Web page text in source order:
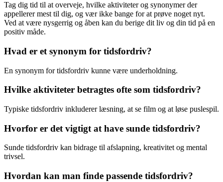
Tag dig tid til at overveje, hvilke aktiviteter og synonymer der
appellerer mest til dig, og vær ikke bange for at prøve noget nyt.
Ved at være nysgerrig og åben kan du berige dit liv og din tid på en
positiv måde.
Hvad er et synonym for tidsfordriv?
En synonym for tidsfordriv kunne være underholdning.
Hvilke aktiviteter betragtes ofte som tidsfordriv?
Typiske tidsfordriv inkluderer læsning, at se film og at løse puslespil.
Hvorfor er det vigtigt at have sunde tidsfordriv?
Sunde tidsfordriv kan bidrage til afslapning, kreativitet og mental
trivsel.
Hvordan kan man finde passende tidsfordriv?